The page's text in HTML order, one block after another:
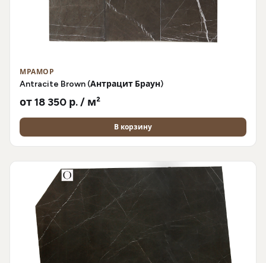
МРАМОР
Antracite Brown (Антрацит Браун)
от 18 350 р. / м²
В корзину